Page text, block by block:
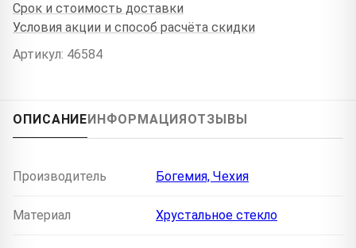
Срок и стоимость доставки
Условия акции и способ расчёта скидки
Артикул: 46584
ОПИСАНИЕИНФОРМАЦИЯОТЗЫВЫ
Производитель Богемия, Чехия
Материал Хрустальное стекло